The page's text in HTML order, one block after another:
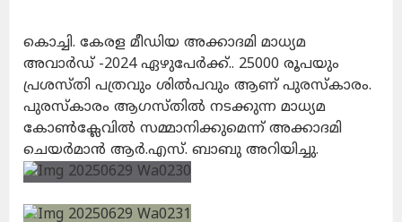
കൊച്ചി. കേരള മീഡിയ അക്കാദമി മാധ്യമ
അവാര്‍ഡ് -2024 ഏഴുപേർക്ക്.. 25000 രൂപയും
പ്രശസ്തി പത്രവും ശില്‍പവും ആണ് പുരസ്‌കാരം.
പുരസ്കാരം ആഗസ്തിൽ നടക്കുന്ന മാധ്യമ
കോൺക്ലേവിൽ സമ്മാനിക്കുമെന്ന് അക്കാദമി
ചെയർമാൻ ആർ.എസ്. ബാബു അറിയിച്ചു.